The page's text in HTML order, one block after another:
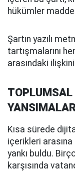
hükümler
Şartın yazılı
tartışmalarını
arasındaki
TOPLUMSAL
YANSIMALAR
Kısa sürede
içerikleri
yankı buldu.
karşısında